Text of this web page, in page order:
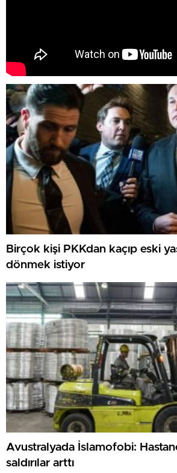
Birçok kişi PKKdan kaçıp eski
dönmek istiyor
Avustralyada İslamofobi:
saldırılar arttı